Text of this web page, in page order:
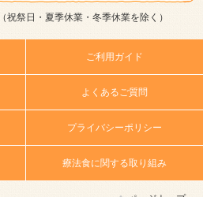
祝祭日・夏季休業・冬季休業を除く）
ご利用ガイド
よくあるご質問
プライバシーポリシー
療法食に関する取り組み